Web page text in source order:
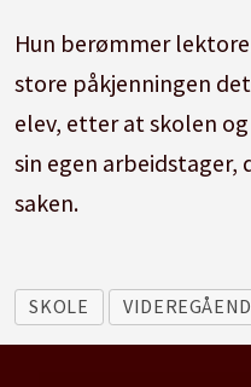
Hun berømmer
store påkjenningen
elev, etter at skolen
sin egen arbeidstager,
saken.
SKOLE